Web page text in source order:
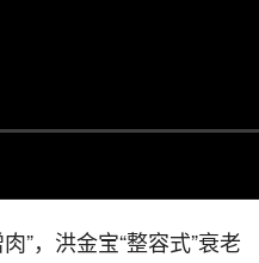
”，洪金宝“整容式”衰老